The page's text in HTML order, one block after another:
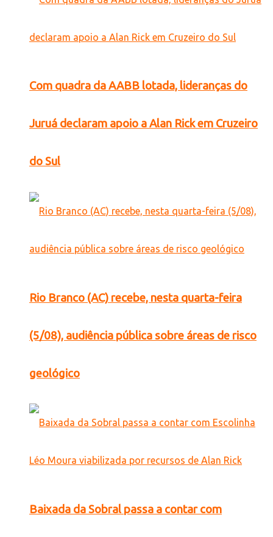
Com quadra da AABB lotada, lideranças do
Juruá declaram apoio a Alan Rick em Cruzeiro
do Sul
Rio Branco (AC) recebe, nesta quarta-feira
(5/08), audiência pública sobre áreas de risco
geológico
Baixada da Sobral passa a contar com